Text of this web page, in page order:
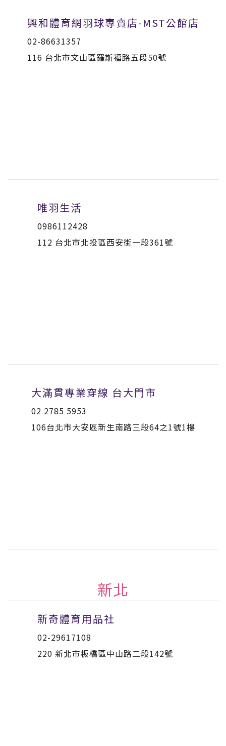
興和體育網羽球專賣店-MST公館店
02-86631357
116 台北市文山區羅斯福路五段50號
唯羽生活
0986112428
112 台北市北投區西安街一段361號
大滿貫專業穿線 台大門市
02 2785 5953
106台北市大安區新生南路三段64之1號1樓
新北
新奇體育用品社
02-29617108
220 新北市板橋區中山路二段142號